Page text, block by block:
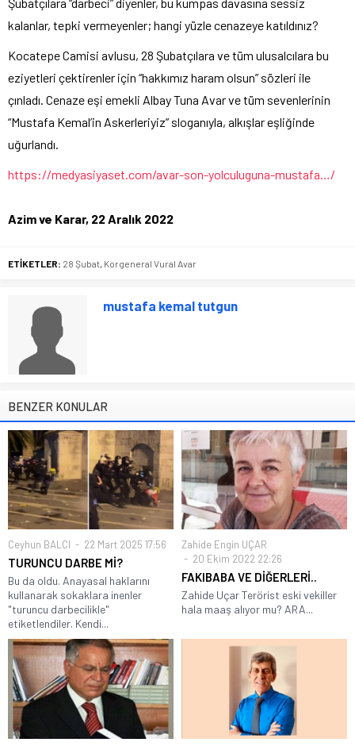
kalanlar, tepki vermeyenler; hangi yüzle cenazeye katıldınız?
Kocatepe Camisi avlusu, 28 Şubatçılara ve tüm ulusalcılara bu
eziyetleri çektirenler için “hakkımız haram olsun” sözleri ile
çınladı. Cenaze eşi emekli Albay Tuna Avar ve tüm sevenlerinin
“Mustafa Kemal’in Askerleriyiz” sloganıyla, alkışlar eşliğinde
uğurlandı.
https://medyasiyaset.com/avar-son-yolculuguna-mustafa…/
Azim ve Karar, 22 Aralık 2022
ETİKETLER: 28 Şubat Korgeneral Vural Avar
mustafa kemal tutgun
BENZER KONULAR
Ceyhun BALCI 22 Mart 2025 17:56
TURUNCU DARBE Mİ?
Bu da oldu. Anayasal haklarını
kullanarak sokaklara inenler
"turuncu darbecilikle"
etiketlendiler. Kendi...
Zahide Engin UÇAR
20 Ekim 2022 22:26
FAKIBABA VE DİĞERLERİ..
Zahide Uçar Terörist eski vekiller
hala maaş alıyor mu? ARA...